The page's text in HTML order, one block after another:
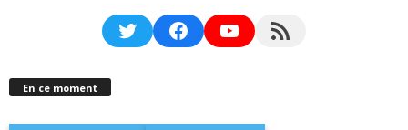
TwitterFacebookYouTubeRSS Feed
En ce moment